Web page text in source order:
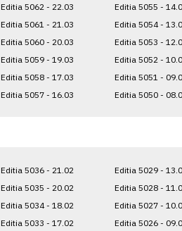
Editia 5062 - 22.03
Editia 5061 - 21.03
Editia 5060 - 20.03
Editia 5059 - 19.03
Editia 5058 - 17.03
Editia 5057 - 16.03
Editia 5055 -
Editia 5054 -
Editia 5053 -
Editia 5052 -
Editia 5051 -
Editia 5050 -
Editia 5036 - 21.02
Editia 5035 - 20.02
Editia 5034 - 18.02
Editia 5033 - 17.02
Editia 5029 -
Editia 5028 -
Editia 5027 -
Editia 5026 -